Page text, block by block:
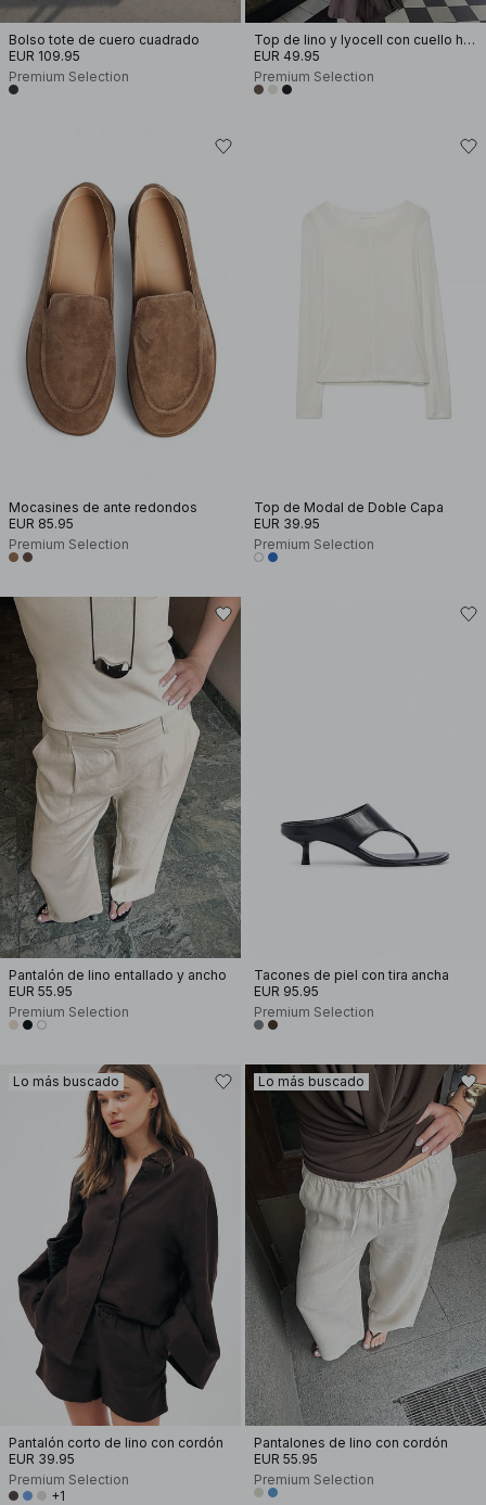
Bolso tote de cuero cuadrado
EUR 109.95
Premium Selection
Top de lino y lyocell con cuello halter
EUR 49.95
Premium Selection
Mocasines de ante redondos
EUR 85.95
Premium Selection
Top de Modal de Doble Capa
EUR 39.95
Premium Selection
Pantalón de lino entallado y ancho
EUR 55.95
Premium Selection
Tacones de piel con tira ancha
EUR 95.95
Premium Selection
Lo más buscado
Pantalón corto de lino con cordón
EUR 39.95
Premium Selection
+1
Lo más buscado
Pantalones de lino con cordón
EUR 55.95
Premium Selection